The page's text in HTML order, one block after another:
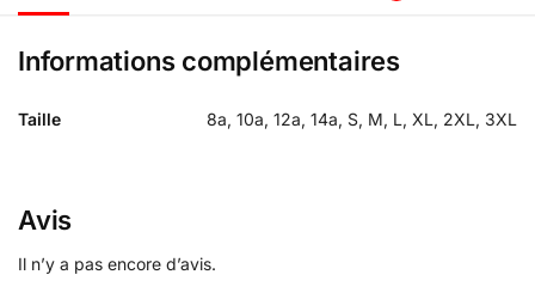
Informations complémentaires
Taille 8a, 10a, 12a, 14a, S, M, L, XL, 2XL, 3XL
Avis
Il n’y a pas encore d’avis.